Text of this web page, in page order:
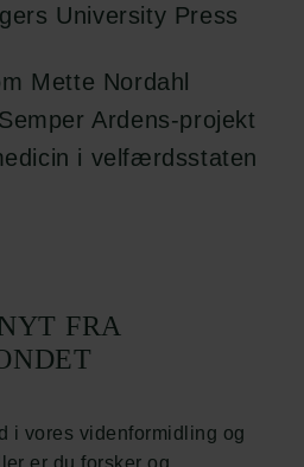
University Press
Mette Nordahl
Ardens-projekt
i velfærdsstaten
FRA
i vores videnformidling og
er du forsker og
Museum